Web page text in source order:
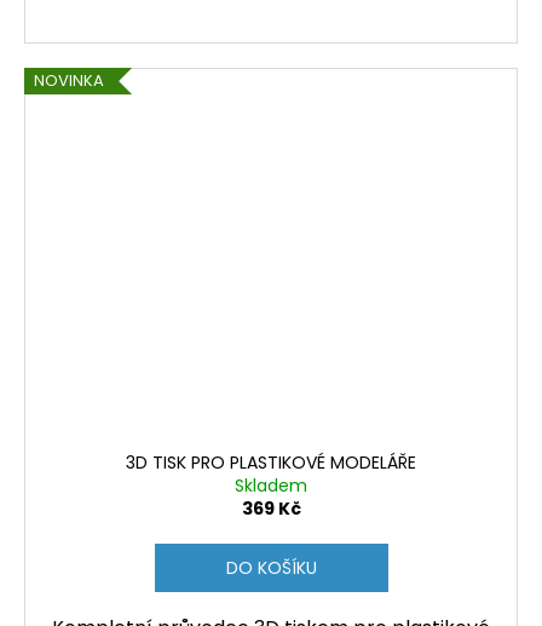
NOVINKA
3D TISK PRO PLASTIKOVÉ MODELÁŘE
Skladem
369 Kč
DO KOŠÍKU